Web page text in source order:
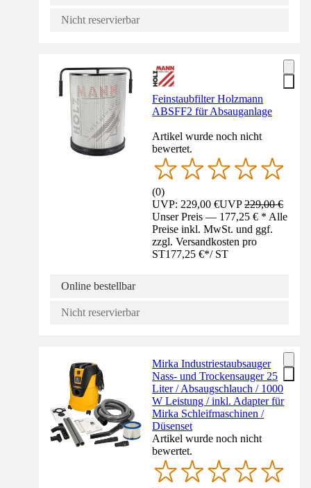
Nicht reservierbar
Feinstaubfilter Holzmann
ABSFF2 für Absauganlage
Artikel wurde noch nicht
bewertet.
(0)
UVP: 229,00 €UVP229,00 €
Unser Preis — 177,25 € * Alle
Preise inkl. MwSt. und ggf.
zzgl. Versandkosten pro
ST177,25 €*/ ST
Online bestellbar
Nicht reservierbar
Mirka Industriestaubsauger
Nass- und Trockensauger 25
Liter / Absaugschlauch / 1000
W Leistung / inkl. Adapter für
Mirka Schleifmaschinen /
Düsenset
Artikel wurde noch nicht
bewertet.